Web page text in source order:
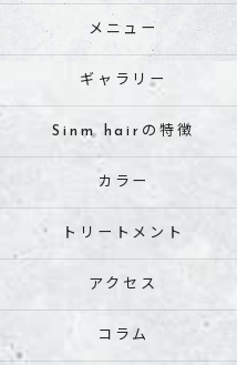
メニュー
ギャラリー
Sinm hairの特徴
カラー
トリートメント
アクセス
コラム